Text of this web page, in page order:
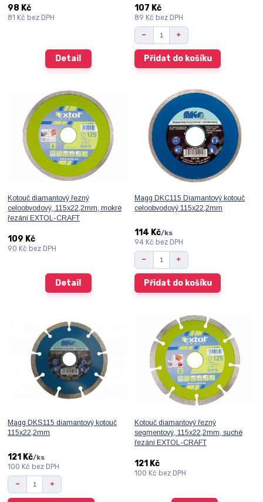
98 Kč
81 Kčbez DPH
Detail
107 Kč
89 Kč bez DPH
Přidat do košíku
Kotouč diamantový řezný
celoobvodový, 115x22,2mm, mokré
řezání EXTOL-CRAFT
109 Kč
90 Kčbez DPH
Detail
Magg DKC115 Diamantový kotouč
celoobvodový 115x22,2mm
114 Kč/ks
94 Kč bez DPH
Přidat do košíku
Magg DKS115 diamantový kotouč
115x22,2mm
121 Kč/ks
100 Kčbez DPH
Kotouč diamantový řezný
segmentový, 115x22,2mm, suché
řezání EXTOL-CRAFT
121 Kč
100 Kč bez DPH